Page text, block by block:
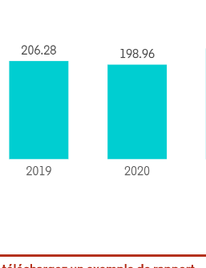
sous CC BY 4.0.